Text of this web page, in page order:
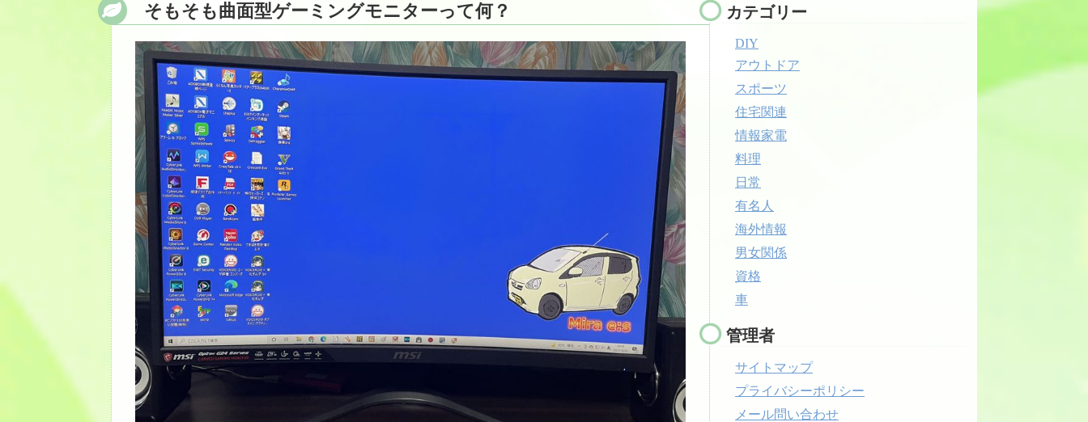
そもそも曲面型ゲーミングモニターって何？ カテゴリー
DIY
アウトドア
スポーツ
住宅関連
情報家電
料理
日常
有名人
海外情報
男女関係
資格
車
管理者
サイトマップ
プライバシーポリシー
メール問い合わせ